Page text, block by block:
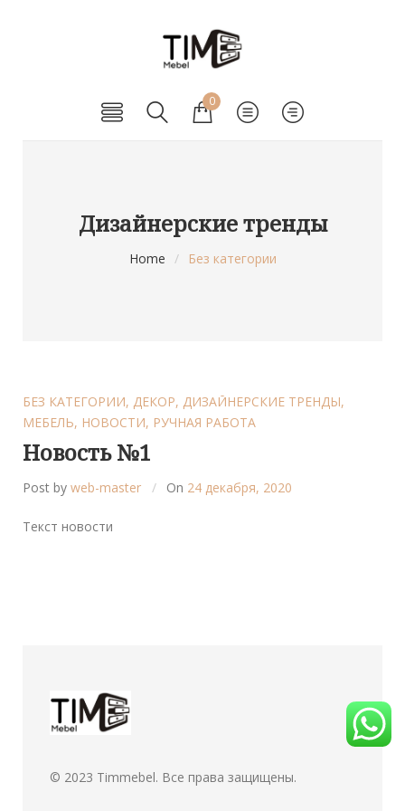
0
Дизайнерские тренды
Home / Без категории
БЕЗ КАТЕГОРИИ, ДЕКОР, ДИЗАЙНЕРСКИЕ ТРЕНДЫ,
МЕБЕЛЬ, НОВОСТИ, РУЧНАЯ РАБОТА
Новость №1
Post by web-master On 24 декабря, 2020
Текст новости
© 2023 Timmebel. Все права защищены.